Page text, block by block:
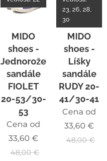
MIDO
shoes -
Jednorožec
sandále
FIOLET
20-53/30-
53
Cena od
33,60 €
48,00€
MIDO
shoes -
Líšky
sandále
RUDY 20-
41/30-41
23, 26, 28,
30
Cena od
33,60 €
48,00€